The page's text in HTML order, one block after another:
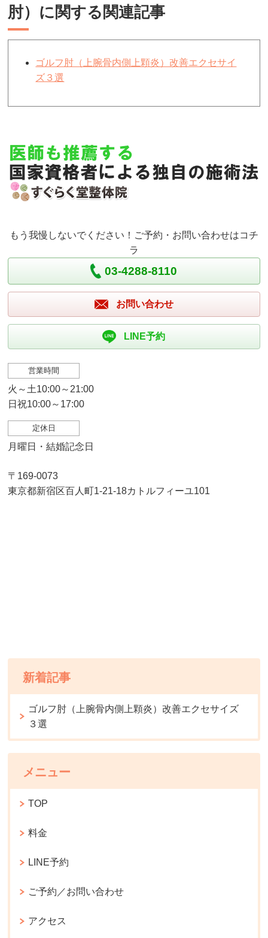
肘）に関する関連記事
ゴルフ肘（上腕骨内側上顆炎）改善エクセサイ
ズ３選
もう我慢しないでください！ご予約・お問い合わせはコチ
ラ
03-4288-8110
お問い合わせ
LINE予約
営業時間
火～土10:00～21:00
日祝10:00～17:00
定休日
月曜日・結婚記念日
〒169-0073
東京都新宿区百人町1-21-18カトルフィーユ101
新着記事
ゴルフ肘（上腕骨内側上顆炎）改善エクセサイズ
３選
メニュー
TOP
料金
LINE予約
ご予約／お問い合わせ
アクセス